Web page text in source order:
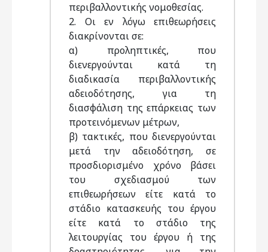
περιβαλλοντικής νομοθεσίας.
2. Οι εν λόγω επιθεωρήσεις
διακρίνονται σε:
α) προληπτικές, που
διενεργούνται κατά τη
διαδικασία περιβαλλοντικής
αδειοδότησης, για τη
διασφάλιση της επάρκειας των
προτεινόμενων μέτρων,
β) τακτικές, που διενεργούνται
μετά την αδειοδότηση, σε
προσδιορισμένο χρόνο βάσει
του σχεδιασμού των
επιθεωρήσεων είτε κατά το
στάδιο κατασκευής του έργου
είτε κατά το στάδιο της
λειτουργίας του έργου ή της